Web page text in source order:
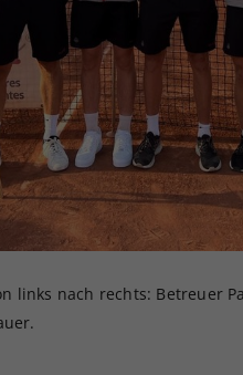
links nach rechts: Betreuer